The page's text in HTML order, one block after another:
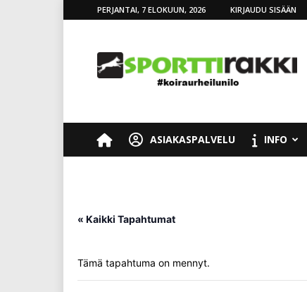
PERJANTAI, 7 ELOKUUN, 2026 KIRJAUDU SISÄÄN
ASIAKASPALVELU INFO
« Kaikki Tapahtumat
Tämä tapahtuma on mennyt.